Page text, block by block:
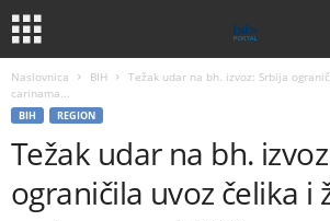
Naslovnica BIH
Težak udar na bh. izvoz: Srbija
carinama...
BIH REGION
Težak udar na bh.
ograničila uvoz čelika i